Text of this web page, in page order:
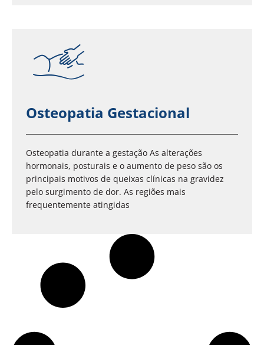
Osteopatia Gestacional
Osteopatia durante a gestação As alterações
hormonais, posturais e o aumento de peso são os
principais motivos de queixas clínicas na gravidez
pelo surgimento de dor. As regiões mais
frequentemente atingidas